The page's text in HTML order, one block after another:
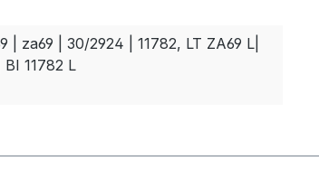
| za69 | 30/2924 | 11782, LT ZA69 L|
11782 L